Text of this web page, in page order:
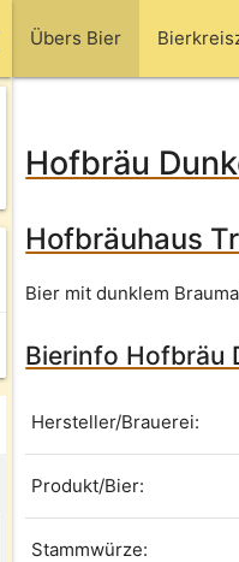
Übers Bier
Hofbräu
Hofbräuhaus
Bier mit dunklem
Bierinfo Hofbräu
Hersteller/Brauerei:
Produkt/Bier:
Stammwürze: